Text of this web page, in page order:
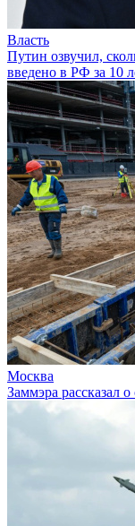
Власть
Путин озвучил,
введено в РФ за 10
Москва
Заммэра рассказал